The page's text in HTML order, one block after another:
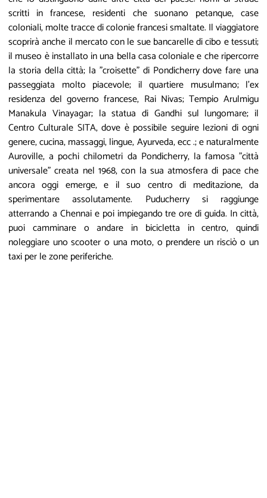
scritti in francese, residenti che suonano petanque, case
coloniali, molte tracce di colonie francesi smaltate. Il viaggiatore
scoprirà anche il mercato con le sue bancarelle di cibo e tessuti;
il museo è installato in una bella casa coloniale e che ripercorre
la storia della città; la "croisette" di Pondicherry dove fare una
passeggiata molto piacevole; il quartiere musulmano; l'ex
residenza del governo francese, Rai Nivas; Tempio Arulmigu
Manakula Vinayagar; la statua di Gandhi sul lungomare; il
Centro Culturale SITA, dove è possibile seguire lezioni di ogni
genere, cucina, massaggi, lingue, Ayurveda, ecc .; e naturalmente
Auroville, a pochi chilometri da Pondicherry, la famosa "città
universale" creata nel 1968, con la sua atmosfera di pace che
ancora oggi emerge, e il suo centro di meditazione, da
sperimentare assolutamente. Puducherry si raggiunge
atterrando a Chennai e poi impiegando tre ore di guida. In città,
puoi camminare o andare in bicicletta in centro, quindi
noleggiare uno scooter o una moto, o prendere un risciò o un
taxi per le zone periferiche.